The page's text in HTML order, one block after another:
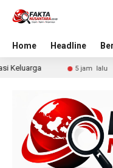
Home Headline
KKN Undip Bekali Pengelola